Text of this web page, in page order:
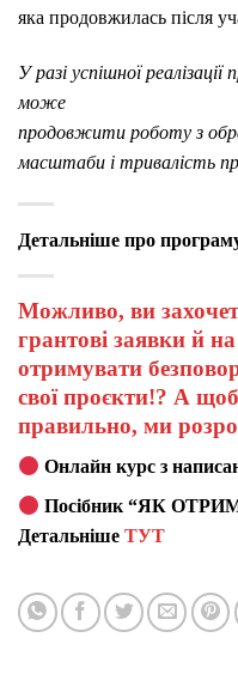
яка продовжилась після
У разі успішної
може
продовжити роботу з
масштаби і тривалість
Детальніше про
Можливо, ви
грантові заявки й на
отримувати
свої проєкти!? А
правильно, ми
Онлайн курс з
Посібник “ЯК
Детальніше ТУТ